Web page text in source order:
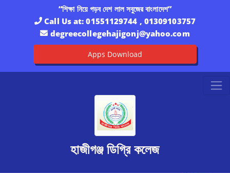
“শিক্ষা নিয়ে গড়ব দেশ লাল সবুজের বাংলাদেশ”
Call Us at:01551129744 , 01309103757
degreecollegehajigonj@yahoo.com
Apps Download
হাজীগঞ্জ ডিগ্রি কলেজ